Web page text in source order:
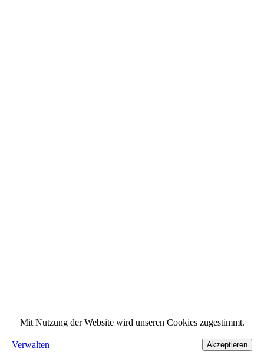
Mit Nutzung der Website wird unseren Cookies zugestimmt.
Verwalten Akzeptieren